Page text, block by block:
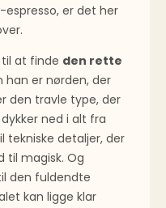
er det her
at finde den rette
han er nørden, der
den travle type, der
ned i alt fra
tekniske detaljer, der
til magisk. Og
den fuldendte
kan ligge klar